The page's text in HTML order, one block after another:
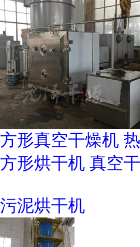
方形真空干燥机
方形烘干机 真空
污泥烘干机